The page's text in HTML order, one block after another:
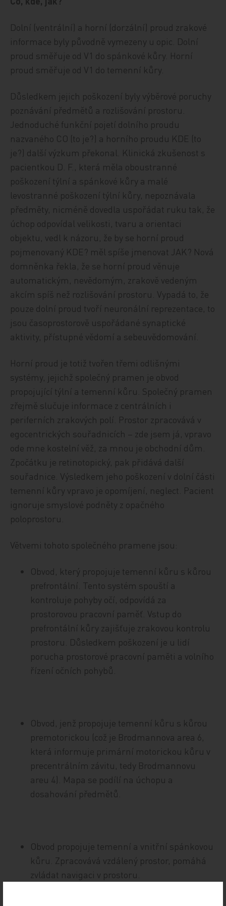
Dolní (ventrální) a horní (dorzální) proud zrakové
informace byly původně vymezeny u opic. Dolní
proud směřuje od V1 do spánkové kůry. Horní
proud směřuje od V1 do temenní kůry.
Důsledkem jejich poškození byly výběrové poruchy
poznávání předmětů a rozlišování prostoru.
Jednoduché funkční pojetí dolního proudu
nazvaného CO (to je?) a horního proudu KDE (to
je?) další výzkum překonal. Klinická zkušenost s
pacientkou D. F., která měla oboustranné
poškození týlní a spánkové kůry a malé
levostranné poškození týlní kůry, nepoznávala
předměty, nicméně dovedla uspořádat ruku tak, že
úchop odpovídal velikosti, tvaru a orientaci
objektu, vedl k názoru, že by se horní proud
pojmenovaný KDE? měl spíše jmenovat JAK? Nová
domněnka řekla, že se horní proud věnuje
automatickým, nevědomým, zrakově vedeným
akcím spíš než rozlišování prostoru. Vypadá to, že
pouze dolní proud tvoří neuronální reprezentace, to
jsou časoprostorově uspořádané synaptické
aktivity, přístupné vědomí a sebeuvědomování.
Horní proud je totiž tvořen třemi odlišnými
systémy, jejichž společný pramen je obvod
propojující týlní a temenní kůru. Společný pramen
zřejmě slučuje informace z centrálních i
periferních zrakových polí. Prostor zpracovává v
egocentrických souřadnicích – zde jsem já, vpravo
ode mne kostelní věž, za mnou je obchodní dům.
Zpočátku je retinotopický, pak přidává další
souřadnice. Výsledkem jeho poškození v dolní části
temenní kůry vpravo je opomíjení, neglect. Pacient
ignoruje smyslové podněty z opačného
poloprostoru.
Větvemi tohoto společného pramene jsou:
Obvod, který propojuje temenní kůru s kůrou
prefrontální. Tento systém spouští a
kontroluje pohyby očí, odpovídá za
prostorovou pracovní paměť. Vstup do
prefrontální kůry zajišťuje zrakovou kontrolu
prostoru. Důsledkem poškození je u lidí
porucha prostorové pracovní paměti a volního
řízení očních pohybů.
Obvod, jenž propojuje temenní kůru s kůrou
premotorickou (což je Brodmannova area 6,
která informuje primární motorickou kůru v
precentrálním závitu, tedy Brodmannovu
areu 4). Mapa se podílí na úchopu a
dosahování předmětů.
Obvod propojuje temenní a vnitřní spánkovou
kůru. Zpracovává vzdálený prostor, pomáhá
zvládat navigaci v prostoru.